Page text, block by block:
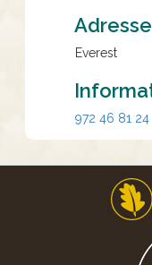
Adresse
Everest
972 46 81 24